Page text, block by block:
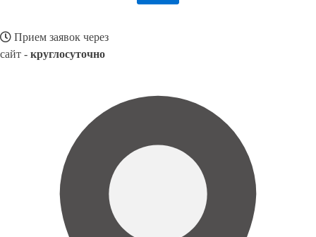
Прием заявок через
сайт - круглосуточно